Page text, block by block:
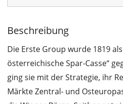
Beschreibung
Die Erste Group wurde 1819
österreichische Spar-Casse“
ging sie mit der Strategie, ihr
Märkte Zentral- und